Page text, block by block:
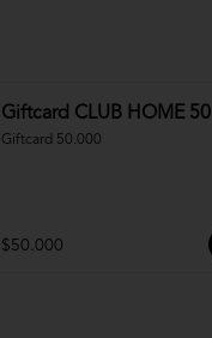
Giftcard CLUB HOME 50
Giftcard 50.000
$50.000